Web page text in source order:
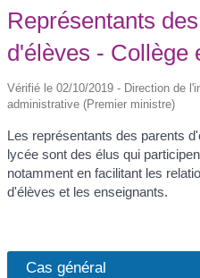
Représentants
d'élèves - Collège
Vérifié le 02/10/2019 - Direction de
administrative (Premier ministre)
Les représentants des parents
lycée sont des élus qui
notamment en facilitant les
d'élèves et les enseignants.
Cas général